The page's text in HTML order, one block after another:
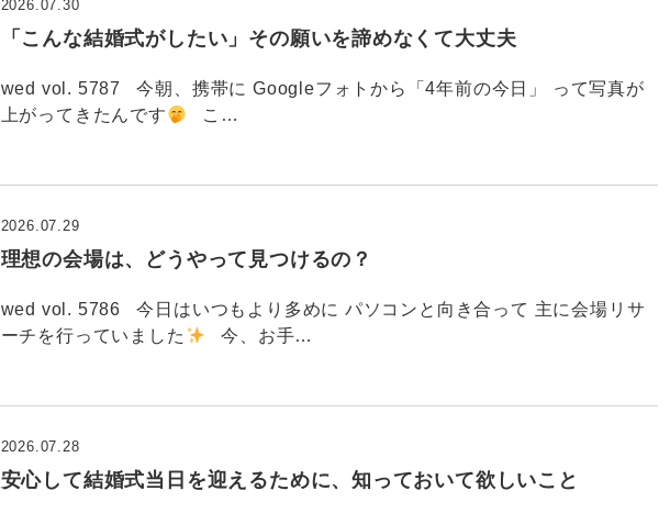
「こんな結婚式がしたい」その願いを諦めなくて大丈夫
2026.07.30
wed vol. 5787 今朝、携帯に Googleフォトから「4年前の今日」 って写真が
上がってきたんです
こ…
理想の会場は、どうやって見つけるの？
2026.07.29
wed vol. 5786 今日はいつもより多めに パソコンと向き合って 主に会場リサ
ーチを行っていました
今、お手…
安心して結婚式当日を迎えるために、知っておいて欲しいこと
2026.07.28